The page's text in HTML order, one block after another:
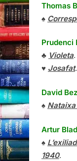
Thomas
♠
Prudenci
♣ Violeta.
♥ Josafat.
David
♠
Artur
♠
1940.